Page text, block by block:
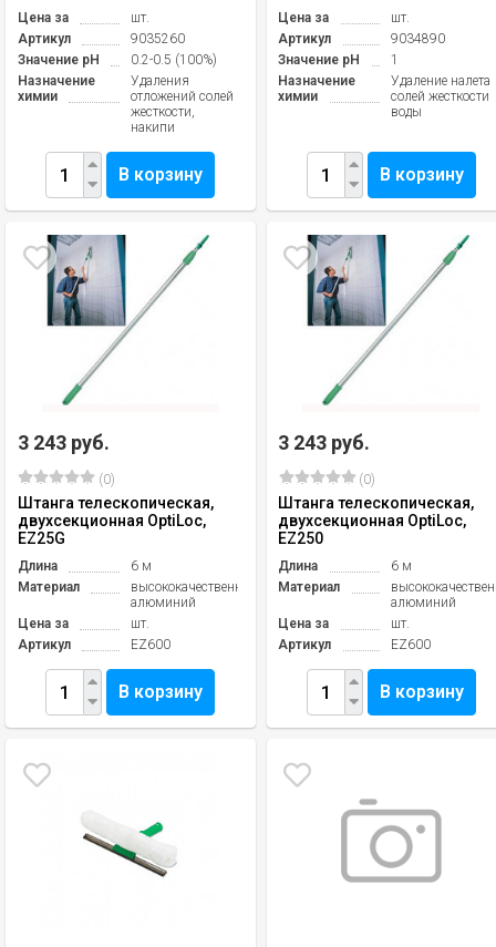
Цена за
шт.
Артикул
9035260
Значение pH
0.2-0.5 (100%)
Назначение
химии
Удаления
отложений солей
жесткости,
накипи
В корзину
Цена за
шт.
Артикул
9034890
Значение pH
1
Назначение
химии
Удаление налета
солей жесткости
воды
В корзину
3 243 руб.
(0)
Штанга телескопическая,
двухсекционная OptiLoc,
EZ25G
Длина
6 м
Материал
высококачественный
алюминий
Цена за
шт.
Артикул
EZ600
В корзину
3 243 руб.
(0)
Штанга телескопическая,
двухсекционная OptiLoc,
EZ250
Длина
6 м
Материал
алюминий
Цена за
шт.
Артикул
EZ600
В корзину